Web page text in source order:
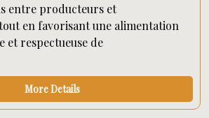
entre producteurs et
en favorisant une alimentation
et respectueuse de
More Details